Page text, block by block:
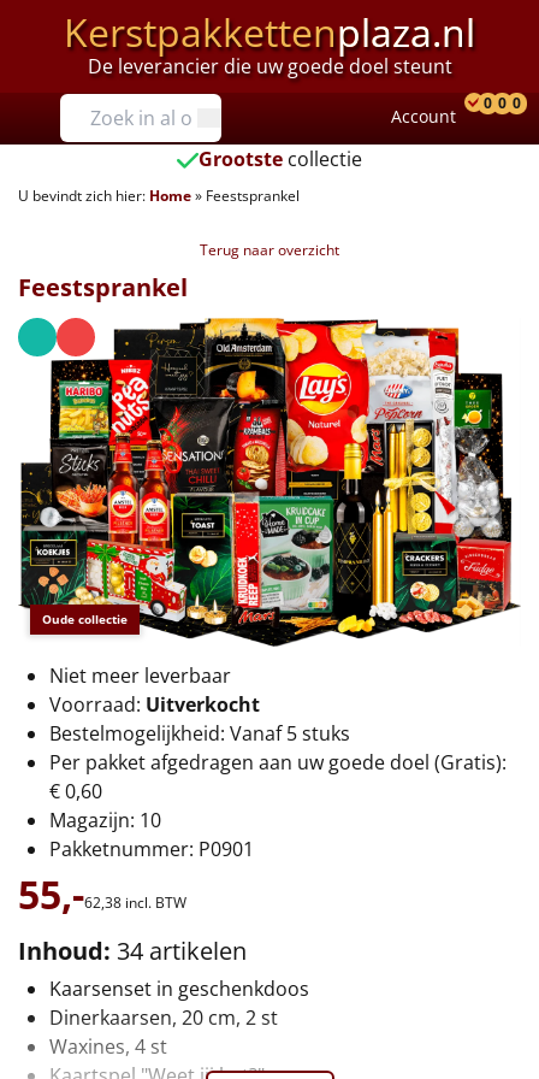
Kerstpakkettenplaza.nl
De leverancier die uw goede doel steunt
Prijzen
Tot €25
€25 tot €35
€40 tot €45
€45 tot €50
€50 tot €55
€55 tot €75
€75 tot €100
€100 en hoger
Alle kerstpakketten 2026
Thema
Origineel
Rituals
Luxe
Mannen
Vrouwen
Duurzaam
Account
0 0 0
Grootste collectie
U bevindt zich hier: Home» Feestsprankel
Terug naar overzicht
Oude collectie
Feestsprankel
Niet meer leverbaar
Voorraad: Uitverkocht
Bestelmogelijkheid: Vanaf 5 stuks
Per pakket afgedragen aan uw goede doel (Gratis):
€ 0,60
Magazijn: 10
Pakketnummer: P0901
55,-62,38 incl. BTW
Inhoud: 34 artikelen
Kaarsenset in geschenkdoos
Dinerkaarsen, 20 cm, 2 st
Waxines, 4 st